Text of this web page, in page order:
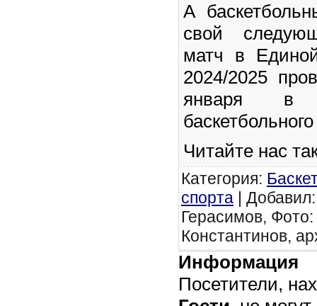
А
свой
матч в
2024/2025
января в
Читайте нас
Категория:
спорта | Добавил
Герасимов,
Константинов,
Информация
Посетители,